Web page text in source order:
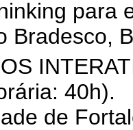
para
Bradesco,
40h).
de